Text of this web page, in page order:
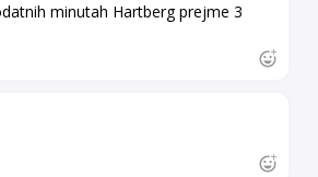
minutah Hartberg prejme 3